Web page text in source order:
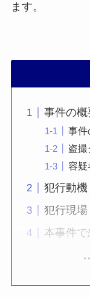
ます。
事件の
事件
盗
容疑
犯行動機
犯行現場
本事件